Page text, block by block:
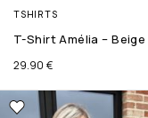
TSHIRTS
T-Shirt Amélia – Beige
29.90 €